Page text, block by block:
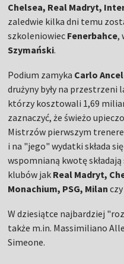
Chelsea, Real Madryt,
zaledwie kilka dni temu
szkoleniowiec Fenerbahce,
Szymański.
Podium zamyka Carlo
drużyny były na przestrzeni
którzy kosztowali 1,69
zaznaczyć, że świeżo
Mistrzów pierwszym
i na "jego" wydatki składa
wspomnianą kwotę
klubów jak Real Madryt,
Monachium, PSG, Milan czy
W dziesiątce najbardziej
także m.in. Massimiliano
Simeone.